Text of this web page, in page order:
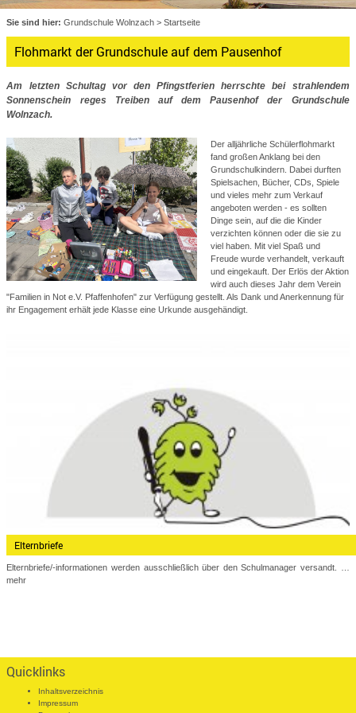
Sie sind hier: Grundschule Wolnzach >Startseite
Flohmarkt der Grundschule auf dem Pausenhof
Am letzten Schultag vor den Pfingstferien herrschte bei strahlendem
Sonnenschein reges Treiben auf dem Pausenhof der Grundschule
Wolnzach.
Der alljährliche Schülerflohmarkt
fand großen Anklang bei den
Grundschulkindern. Dabei durften
Spielsachen, Bücher, CDs, Spiele
und vieles mehr zum Verkauf
angeboten werden - es sollten
Dinge sein, auf die die Kinder
verzichten können oder die sie zu
viel haben. Mit viel Spaß und
Freude wurde verhandelt, verkauft
und eingekauft. Der Erlös der Aktion
wird auch dieses Jahr dem Verein
"Familien in Not e.V. Pfaffenhofen" zur Verfügung gestellt. Als Dank und Anerkennung für
ihr Engagement erhält jede Klasse eine Urkunde ausgehändigt.
Elternbriefe
Elternbriefe/-informationen werden ausschließlich über den Schulmanager versandt.
mehr
Quicklinks
Inhaltsverzeichnis
Impressum